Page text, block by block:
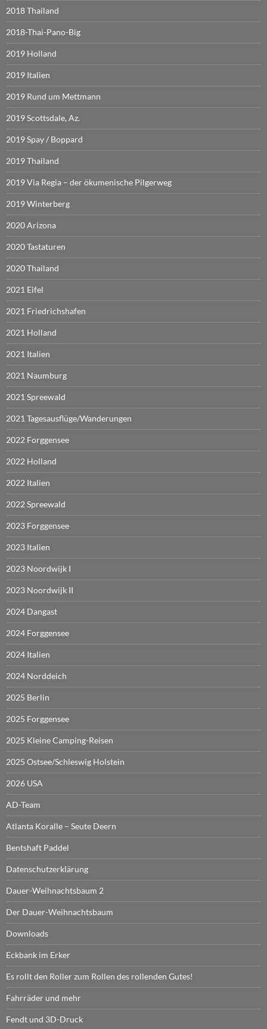
2018 Thailand
2018-Thai-Pano-Big
2019 Holland
2019 Italien
2019 Rund um Mettmann
2019 Scottsdale, Az.
2019 Spay / Boppard
2019 Thailand
2019 Via Regia – der ökumenische Pilgerweg
2019 Winterberg
2020 Arizona
2020 Tastaturen
2020 Thailand
2021 Eifel
2021 Friedrichshafen
2021 Holland
2021 Italien
2021 Naumburg
2021 Spreewald
2021 Tagesausflüge/Wanderungen
2022 Forggensee
2022 Holland
2022 Italien
2022 Spreewald
2023 Forggensee
2023 Italien
2023 Noordwijk I
2023 Noordwijk II
2024 Dangast
2024 Forggensee
2024 Italien
2024 Norddeich
2025 Berlin
2025 Forggensee
2025 Kleine Camping-Reisen
2025 Ostsee/Schleswig Holstein
2026 USA
AD-Team
Atlanta Koralle – Seute Deern
Bentshaft Paddel
Datenschutzerklärung
Dauer-Weihnachtsbaum 2
Der Dauer-Weihnachtsbaum
Downloads
Eckbank im Erker
Es rollt den Roller zum Rollen des rollenden Gutes!
Fahrräder und mehr
Fendt und 3D-Druck